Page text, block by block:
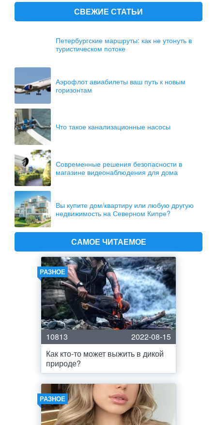
СВЕЖИЕ СТАТЬИ
Петербургские маршруты: как не утонуть в
туристическом потоке
Аэрофлот авиабилеты ваш путь к новым
горизонтам
Что такое канализационные насосы
Современные решения безопасности в
магазине видеонаблюдения для дома
Вы купите дом/квартиру или любую другую
недвижимость на Северном Кипре?
САМОЕ ЧИТАЕМОЕ
РАЗНОЕ
10813
2022-08-15
Как кто-то может выжить в дикой
природе?
РАЗНОЕ